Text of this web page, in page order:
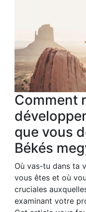
Comment
que vous
Békés
Où vas-tu dans ta
vous êtes et où
cruciales
examinant votre